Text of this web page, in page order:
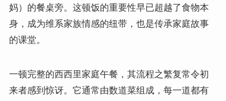
妈）的餐桌旁。这顿饭的重要性早已超越了食物本
身，成为维系家族情感的纽带，也是传承家庭故事
的课堂。
一顿完整的西西里家庭午餐，其流程之繁复常令初
来者感到惊讶。它通常由数道菜组成，每一道都有